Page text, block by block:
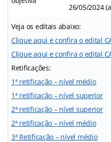
26/05/2024
Veja os editais abaixo:
Clique aqui e confira o edital
Clique aqui e confira o edital
Retificações:
1ª retificação – nível médio
1ª retificação – nível superior
2ª retificação – nível superior
2ª retificação – nível médio
3ª Retificação – nível médio